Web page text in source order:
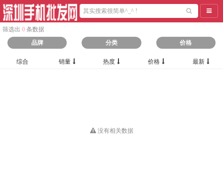
导航
筛选出 0 条数据
品牌
分类 价格
综合 销量 热度 价格 最新
没有相关数据